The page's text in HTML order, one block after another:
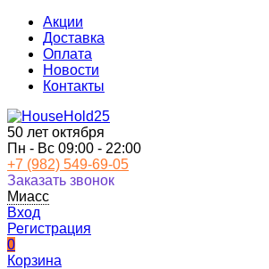
Акции
Доставка
Оплата
Новости
Контакты
50 лет октября
Пн - Вс 09:00 - 22:00
+7 (982) 549-69-05
Заказать звонок
Миасс
Вход
Регистрация
0
Корзина